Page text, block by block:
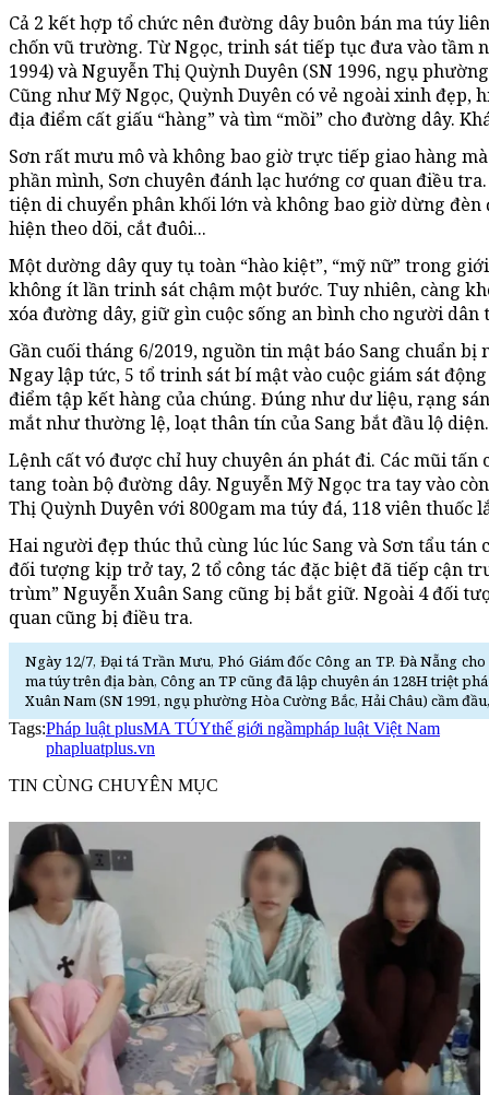
Cả 2 kết hợp tổ chức nên đường dây buôn bán ma túy
chốn vũ trường. Từ Ngọc, trinh sát tiếp tục đưa vào tầm
1994) và Nguyễn Thị Quỳnh Duyên (SN 1996, ngụ
Cũng như Mỹ Ngọc, Quỳnh Duyên có vẻ ngoài xinh
địa điểm cất giấu “hàng” và tìm “mồi” cho đường dây.
Sơn rất mưu mô và không bao giờ trực tiếp giao hàng
phần mình, Sơn chuyên đánh lạc hướng cơ quan điều
tiện di chuyển phân khối lớn và không bao giờ dừng
hiện theo dõi, cắt đuôi...
Một dường dây quy tụ toàn “hào kiệt”, “mỹ nữ” trong
không ít lần trinh sát chậm một bước. Tuy nhiên, càng
xóa đường dây, giữ gìn cuộc sống an bình cho người dân
Gần cuối tháng 6/2019, nguồn tin mật báo Sang chuẩn
Ngay lập tức, 5 tổ trinh sát bí mật vào cuộc giám sát
điểm tập kết hàng của chúng. Đúng như dư liệu, rạng
mắt như thường lệ, loạt thân tín của Sang bắt đầu lộ diện.
Lệnh cất vó được chỉ huy chuyên án phát đi. Các mũi
tang toàn bộ đường dây. Nguyễn Mỹ Ngọc tra tay vào
Thị Quỳnh Duyên với 800gam ma túy đá, 118 viên thuốc
Hai người đẹp thúc thủ cùng lúc lúc Sang và Sơn tẩu
đối tượng kịp trở tay, 2 tổ công tác đặc biệt đã tiếp cận
trùm” Nguyễn Xuân Sang cũng bị bắt giữ. Ngoài 4 đối
quan cũng bị điều tra.
Ngày 12/7, Đại tá Trần Mưu, Phó Giám đốc Công an TP. Đà Nẵng
ma túy trên địa bàn, Công an TP cũng đã lập chuyên án 128H triệt
Xuân Nam (SN 1991, ngụ phường Hòa Cường Bắc, Hải Châu) cầm
Tags:Pháp luật plusMA TÚYthế giới ngầmpháp luật Việt Nam
phapluatplus.vn
TIN CÙNG CHUYÊN MỤC